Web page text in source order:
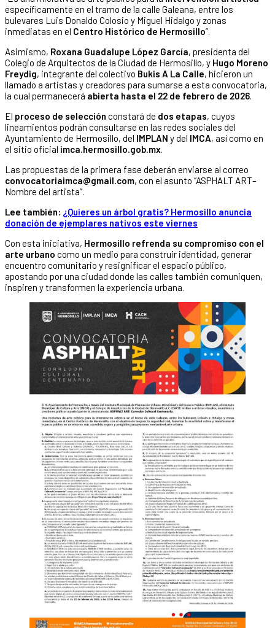
específicamente en el tramo de la calle Galeana, entre los
bulevares Luis Donaldo Colosio y Miguel Hidalgo y zonas
inmediatas en el Centro Histórico de Hermosillo”.
Asimismo, Roxana Guadalupe López García, presidenta del
Colegio de Arquitectos de la Ciudad de Hermosillo, y Hugo Moreno
Freydig, integrante del colectivo Bukis A La Calle, hicieron un
llamado a artistas y creadores para sumarse a esta convocatoria,
la cual permanecerá abierta hasta el 22 de febrero de 2026.
El proceso de selección constará de dos etapas, cuyos
lineamientos podrán consultarse en las redes sociales del
Ayuntamiento de Hermosillo, del IMPLAN y del IMCA, así como en
el sitio oficial imca.hermosillo.gob.mx.
Las propuestas de la primera fase deberán enviarse al correo
convocatoriaimca@gmail.com, con el asunto “ASPHALT ART–
Nombre del artista”.
Lee también: ¿Quieres un árbol gratis? Hermosillo anuncia
donación de ejemplares nativos este viernes
Con esta iniciativa, Hermosillo refrenda su compromiso con el
arte urbano como un medio para construir identidad, generar
encuentro comunitario y resignificar el espacio público,
apostando por una ciudad donde las calles también comuniquen,
inspiren y transformen la experiencia urbana.